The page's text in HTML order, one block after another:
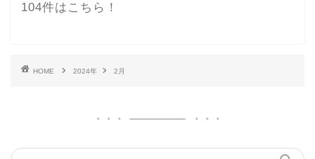
104件はこちら！
HOME 2024年 2月